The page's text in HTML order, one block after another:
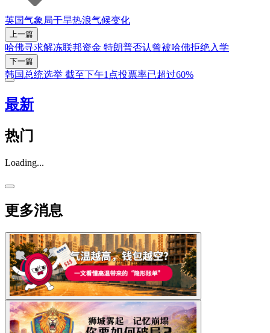
英国气象局干旱热浪气候变化
上一篇
哈佛寻求解冻联邦资金 特朗普否认曾被哈佛拒绝入学
下一篇
韩国总统选举 截至下午1点投票率已超过60%
最新
热门
Loading...
更多消息